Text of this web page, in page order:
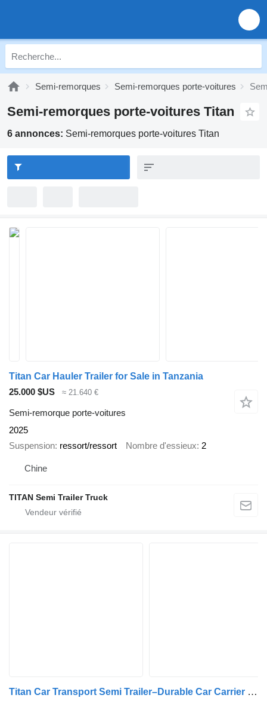
Semi-remorques Semi-remorques porte-voitures
Semi-remorques porte-voitures Titan
6 annonces: Semi-remorques porte-voitures Titan
Titan Car Hauler Trailer for Sale in Tanzania
25.000 $US
≈ 21.640 €
Semi-remorque porte-voitures
2025
Suspension ressort/ressort Nombre d'essieux 2
Chine
TITAN Semi Trailer Truck
Titan Car Transport Semi Trailer–Durable Car Carrier for Sale